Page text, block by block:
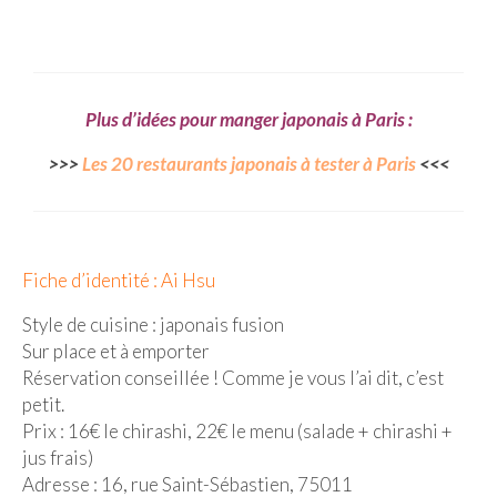
Copenhague
Royaume-Uni
GUIDES FOOD
ALLEMAGNE
– Munich
Plus d’idées pour manger japonais à Paris :
>>>Les 20 restaurants japonais à tester à Paris<<<
Fiche d’identité : Ai Hsu
Style de cuisine : japonais fusion
Sur place et à emporter
Réservation conseillée ! Comme je vous l’ai dit, c’est
petit.
Prix : 16€ le chirashi, 22€ le menu (salade + chirashi +
jus frais)
Adresse : 16, rue Saint-Sébastien, 75011